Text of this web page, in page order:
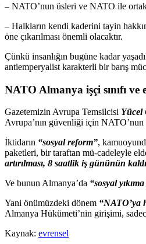
– NATO’nun üsleri ve NATO ile
– Halkların kendi kaderini tayin
öne çıkarılması önemli olacaktır.
Çünkü insanlığın bugüne kadar
antiemperyalist karakterli bir barış
NATO Almanya işçi sınıfı
Gazetemizin Avrupa Temsilcisi Yücel
Avrupa’nın güvenliği için
İktidarın “sosyal reform”,
paketleri, bir taraftan mü-cadeleyle
artırılması, 8 saatlik iş gününün
Ve bunun Almanya’da “sosyal
Yani önümüzdeki dönem “NATO’ya
Almanya Hükümeti’nin girişimi,
Kaynak: evrensel